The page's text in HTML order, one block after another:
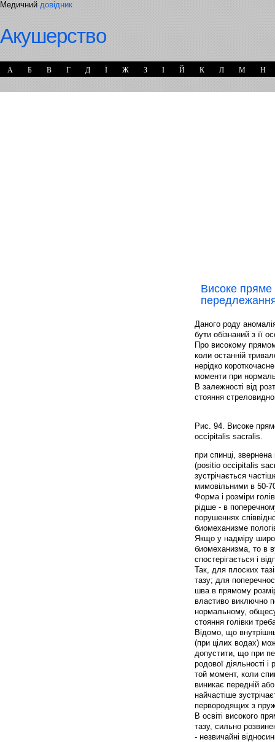
Медичний довідник
Акушерство
А Б В Г Д Ї Ж З І Й К Л М Н
Високе пряме
Даного роду
бути обізнаний з її
Про високому
коли останній
нерідко
моменти при
В залежності від
стояння
Рис. 94. Високе
occipitalis sacralis.
при спинці,
(positio occipitalis
зустрічається
мимовільними в 50-
Форма і розміри
рідше - в
порушеннях
биомеханизме
Якщо у надміру
биомеханизма, то в
спостерігається і
Так, для плоских
тазу; для
шва в прямому
властиво виключно
нормальному,
стояння голівки
Відомо, що
(при цілих водах)
допустити, що при
родової діяльності
той момент, коли
виникає передній
найчастіше
первородящих з
В освіті високого
тазу, сильно
- незвичайні